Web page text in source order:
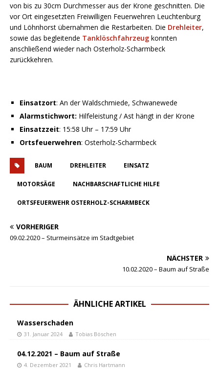
von bis zu 30cm Durchmesser aus der Krone geschnitten. Die
vor Ort eingesetzten Freiwilligen Feuerwehren Leuchtenburg
und Löhnhorst übernahmen die Restarbeiten. Die Drehleiter,
sowie das begleitende Tanklöschfahrzeug konnten
anschließend wieder nach Osterholz-Scharmbeck
zurückkehren.
Einsatzort: An der Waldschmiede, Schwanewede
Alarmstichwort: Hilfeleistung / Ast hängt in der Krone
Einsatzzeit: 15:58 Uhr – 17:59 Uhr
Ortsfeuerwehren: Osterholz-Scharmbeck
BAUM DREHLEITER EINSATZ
MOTORSÄGE NACHBARSCHAFTLICHE HILFE
ORTSFEUERWEHR OSTERHOLZ-SCHARMBECK
VORHERIGER
09.02.2020 – Sturmeinsätze im Stadtgebiet
NÄCHSTER
10.02.2020 – Baum auf Straße
ÄHNLICHE ARTIKEL
Wasserschaden
31. Januar 2024 Tobias Böschen
04.12.2021 – Baum auf Straße
4. Dezember 2021 Chris Hartmann